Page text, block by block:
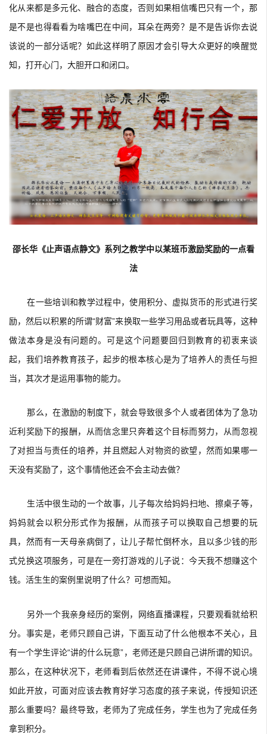
化从来都是多元化、融合的态度，否则如果相信嘴巴只有一个，那
是不是也得看看为啥嘴巴在中间，耳朵在两旁？是不是告诉你去说
该说的一部分话呢？如此这样明了原因才会引导大众更好的唤醒觉
知，打开心门，大胆开口和闭口。
邵长华《止声语点静文》系列之教学中以某班币激励奖励的一点看
法
在一些培训和教学过程中，使用积分、虚拟货币的形式进行奖
励，然后以积累的所谓“财富”来换取一些学习用品或者玩具等，这种
做法本身是没有问题的。可是这个问题要回归到教育的初衷来谈
起，我们培养教育孩子，起步的根本核心是为了培养人的责任与担
当，其次才是运用事物的能力。
那么，在激励的制度下，就会导致很多个人或者团体为了急功
近利奖励下的报酬，从而信念里只奔着这个目标而努力，从而忽视
了对担当与责任的培养，并且燃起人对物资的欲望，然而如果哪一
天没有奖励了，这个事情他还会不会主动去做？
生活中很生动的一个故事，儿子每次给妈妈扫地、擦桌子等，
妈妈就会以积分形式作为报酬，从而孩子可以换取自己想要的玩
具，然而有一天母亲病倒了，让儿子帮忙倒杯水，且以多少钱的形
式兑换这项服务，可是在一旁打游戏的儿子说：今天我不想赚这个
钱。活生生的案例里说明了什么？可想而知。
另外一个我亲身经历的案例，网络直播课程，只要观看就给积
分。事实是，老师只顾自己讲，下面互动了什么他根本不关心，且
有一个学生评论“讲的什么玩意”，老师还是只顾自己讲所谓的知识。
那么，在这种状况下，老师看到后依然还在讲课件，不得不说心境
如此开放，可面对应该去教育好学习态度的孩子来说，传授知识还
那么重要吗？最终导致，老师为了完成任务，学生也为了完成任务
拿到积分。